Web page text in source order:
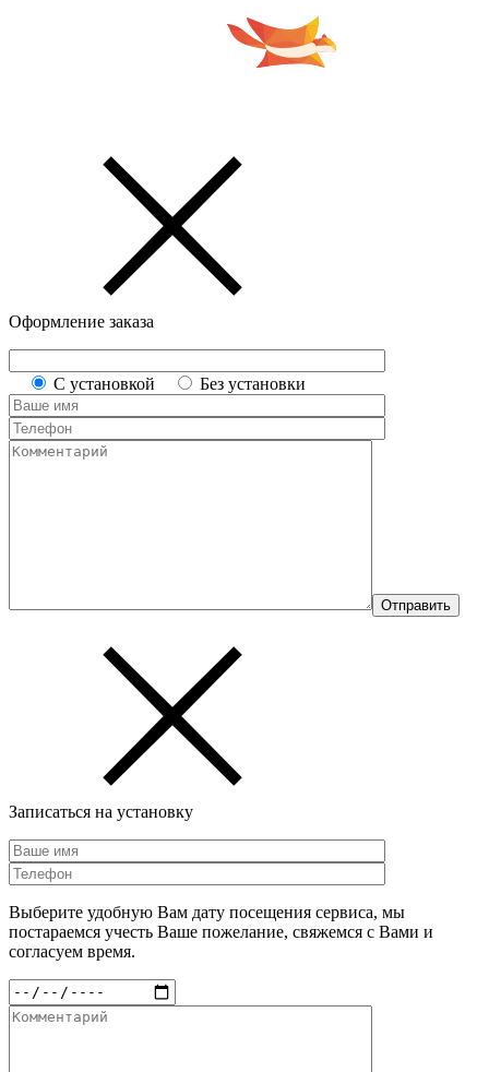
Оформление заказа
С установкой Без установки
Записаться на установку
Выберите удобную Вам дату посещения сервиса, мы
постараемся учесть Ваше пожелание, свяжемся с Вами и
согласуем время.